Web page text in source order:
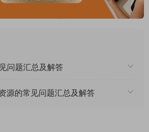
问题汇总及解答
源的常见问题汇总及解答